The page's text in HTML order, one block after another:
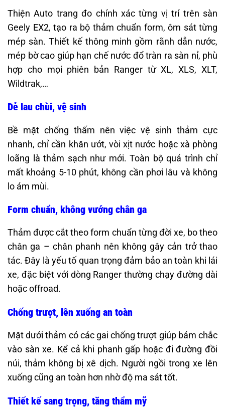
Thiện Auto trang đo chính xác từng vị trí trên sàn
Geely EX2, tạo ra bộ thảm chuẩn form, ôm sát từng
mép sàn. Thiết kế thông minh gồm rãnh dẫn nước,
mép bờ cao giúp hạn chế nước đổ tràn ra sàn nỉ, phù
hợp cho mọi phiên bản Ranger từ XL, XLS, XLT,
Wildtrak,…
Dễ lau chùi, vệ sinh
Bề mặt chống thấm nên việc vệ sinh thảm cực
nhanh, chỉ cần khăn ướt, vòi xịt nước hoặc xà phòng
loãng là thảm sạch như mới. Toàn bộ quá trình chỉ
mất khoảng 5-10 phút, không cần phơi lâu và không
lo ám mùi.
Form chuẩn, không vướng chân ga
Thảm được cắt theo form chuẩn từng đời xe, bo theo
chân ga – chân phanh nên không gây cản trở thao
tác. Đây là yếu tố quan trọng đảm bảo an toàn khi lái
xe, đặc biệt với dòng Ranger thường chạy đường dài
hoặc offroad.
Chống trượt, lên xuống an toàn
Mặt dưới thảm có các gai chống trượt giúp bám chắc
vào sàn xe. Kể cả khi phanh gấp hoặc đi đường đồi
núi, thảm không bị xê dịch. Người ngồi trong xe lên
xuống cũng an toàn hơn nhờ độ ma sát tốt.
Thiết kế sang trọng, tăng thẩm mỹ